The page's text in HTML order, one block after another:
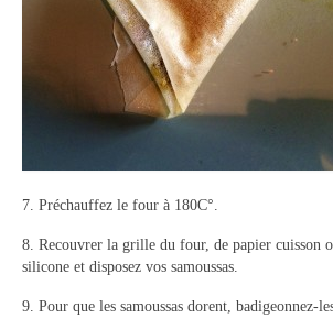
7. Préchauffez le four à 180C°.
8. Recouvrer la grille du four, de papier cuisson
silicone et disposez vos samoussas.
9. Pour que les samoussas dorent, badigeonnez-